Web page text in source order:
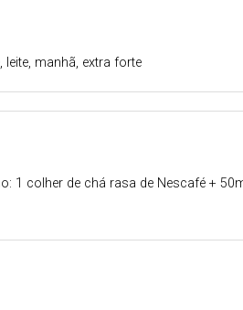
1 colher de chá rasa de Nescafé +
manhã, extra forte